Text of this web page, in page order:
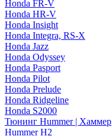
Honda FR-V
Honda HR-V
Honda Insight
Honda Integra, RS-X
Honda Jazz
Honda Odyssey
Honda Pasport
Honda Pilot
Honda Prelude
Honda Ridgeline
Honda S2000
Тюнинг Hummer | Хаммер
Hummer H2